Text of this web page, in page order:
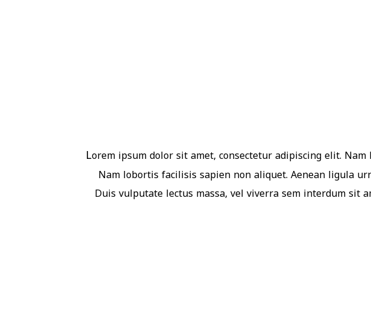
Lorem ipsum dolor sit amet, consectetur adipiscing elit.
Nam lobortis facilisis sapien non aliquet. Aenean ligula
Duis vulputate lectus massa, vel viverra sem interdum sit